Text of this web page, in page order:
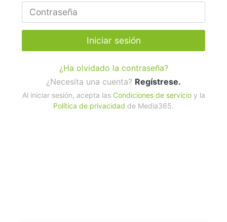
Iniciar sesión
¿Ha olvidado la contraseña?
¿Necesita una cuenta? Regístrese.
Al iniciar sesión, acepta las Condiciones de servicioy la
Política de privacidad de Media365.